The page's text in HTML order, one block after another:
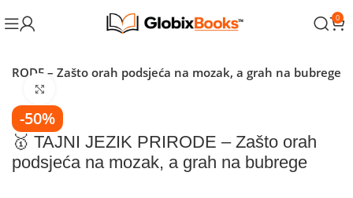
0
– Zašto orah podsjeća na mozak, a grah na bubrege
-50%
🥇 TAJNI JEZIK PRIRODE – Zašto orah
podsjeća na mozak, a grah na bubrege